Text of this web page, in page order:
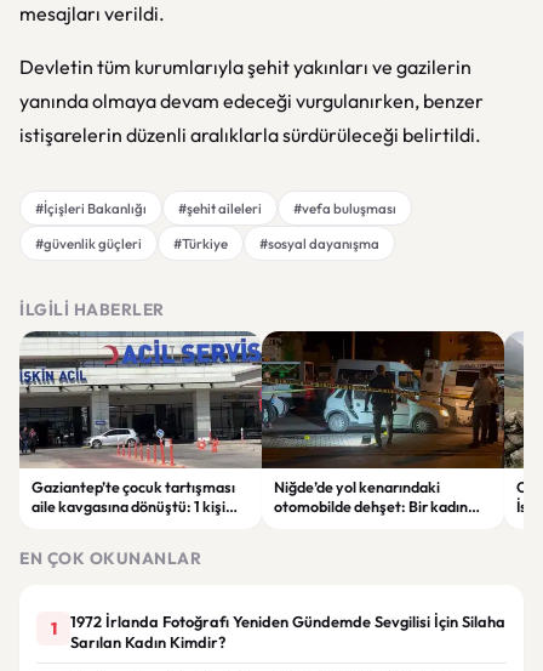
mesajları verildi.
Devletin tüm kurumlarıyla şehit yakınları ve gazilerin
yanında olmaya devam edeceği vurgulanırken, benzer
istişarelerin düzenli aralıklarla sürdürüleceği belirtildi.
#İçişleri Bakanlığı #şehit aileleri
#vefa buluşması
#güvenlik güçleri
#Türkiye #sosyal dayanışma
İLGILI HABERLER
Gaziantep’te çocuk tartışması
aile kavgasına dönüştü: 1 kişi
Niğde’de yol kenarındaki
otomobilde dehşet: Bir kadın
EN ÇOK OKUNANLAR
1
1972 İrlanda Fotoğrafı Yeniden Gündemde Sevgilisi İçin Silaha
Sarılan Kadın Kimdir?